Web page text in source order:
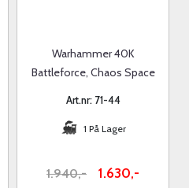
Warhammer 40K
Battleforce, Chaos Space
Art.nr: 71-44
1 På Lager
1.940,- 1.630,-